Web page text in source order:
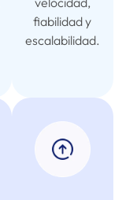
fiabilidad y
escalabilidad.